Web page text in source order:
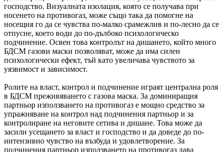
господство. Визуалната изолация, която се получава при
носенето на противогаз, може също така да помогне на
носещия го да се чувства по-малко срамежлив и по-лесно да се
отпусне, което води до по-дълбоко психологическо
подчинение. Освен това контролът на дишането, който много
БДСМ газови маски позволяват, може да има силен
психологически ефект, тъй като увеличава чувството за
уязвимост и зависимост.
Ролите на власт, контрол и подчинение играят централна роля
в БДСМ преживяването с газова маска. За доминиращия
партньор използването на противогаз е мощно средство за
упражняване на контрол над подчинения партньор и за
контролиране на неговите сетива и дишане. Това може да
засили усещането за власт и господство и да доведе до по-
интензивно чувство на възбуда и удовлетворение. За
подчинения партньор използването на противогаз дава